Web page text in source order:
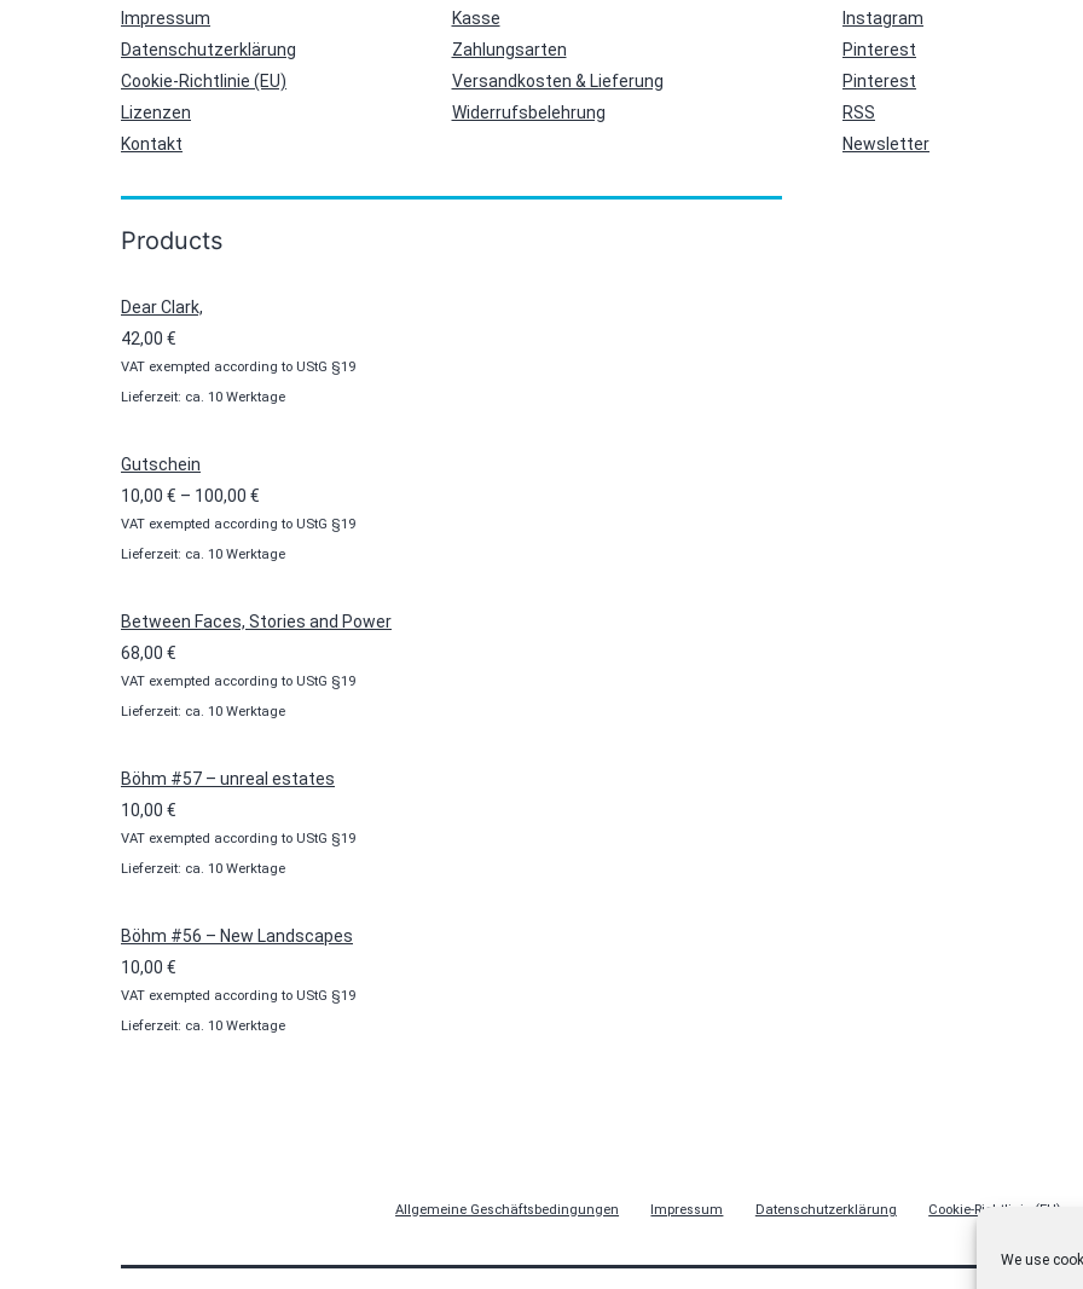
We use
Impressum
Datenschutzerklärung
Cookie-Richtlinie (EU)
Lizenzen
Kontakt
Kasse
Zahlungsarten
Versandkosten & Lieferung
Widerrufsbelehrung
Instagram
Pinterest
Pinterest
RSS
Newsletter
Products
Dear Clark,
42,00 €
VAT exempted according to UStG §19
Lieferzeit: ca. 10 Werktage
Gutschein
10,00 € – 100,00 €
10,00 €
bis
VAT exempted according to UStG §19
Lieferzeit: ca. 10 Werktage
Between Faces, Stories and Power
68,00 €
VAT exempted according to UStG §19
Lieferzeit: ca. 10 Werktage
Böhm #57 – unreal estates
10,00 €
VAT exempted according to UStG §19
Lieferzeit: ca. 10 Werktage
Böhm #56 – New Landscapes
10,00 €
VAT exempted according to UStG §19
Lieferzeit: ca. 10 Werktage
Allgemeine Geschäftsbedingungen Impressum Datenschutzerklärung Cookie-Richtlinie (EU)